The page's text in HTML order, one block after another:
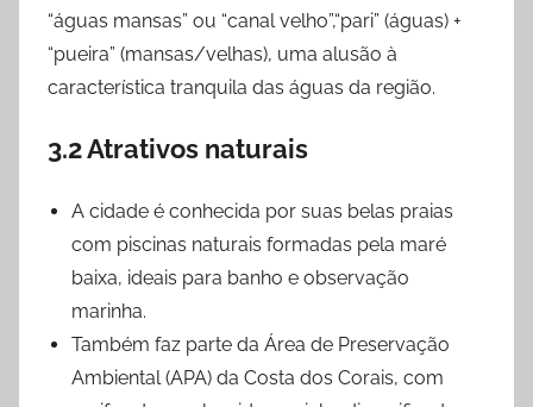
“águas mansas” ou “canal velho”,“pari” (águas) +
“pueira” (mansas/velhas), uma alusão à
característica tranquila das águas da região.
3.2 Atrativos naturais
A cidade é conhecida por suas belas praias
com piscinas naturais formadas pela maré
baixa, ideais para banho e observação
marinha.
Também faz parte da Área de Preservação
Ambiental (APA) da Costa dos Corais, com